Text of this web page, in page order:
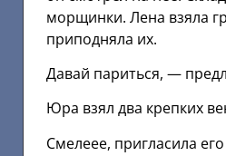
морщинки. Лена взяла
приподняла их.
Давай париться, —
Юра взял два крепких
Смелеее, пригласила